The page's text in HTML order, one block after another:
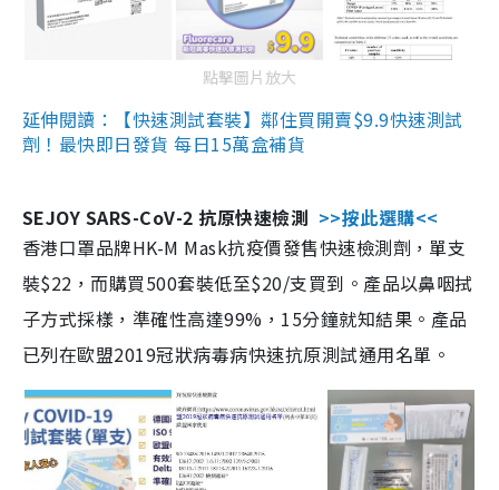
點擊圖片放大
延伸閱讀：【快速測試套裝】鄰住買開賣$9.9快速測試
劑！最快即日發貨 每日15萬盒補貨
SEJOY SARS-CoV-2 抗原快速檢測 >>按此選購<<
香港口罩品牌HK-M Mask抗疫價發售快速檢測劑，單支
裝$22，而購買500套裝低至$20/支買到。產品以鼻咽拭
子方式採樣，準確性高達99%，15分鐘就知結果。產品
已列在歐盟2019冠狀病毒病快速抗原測試通用名單。